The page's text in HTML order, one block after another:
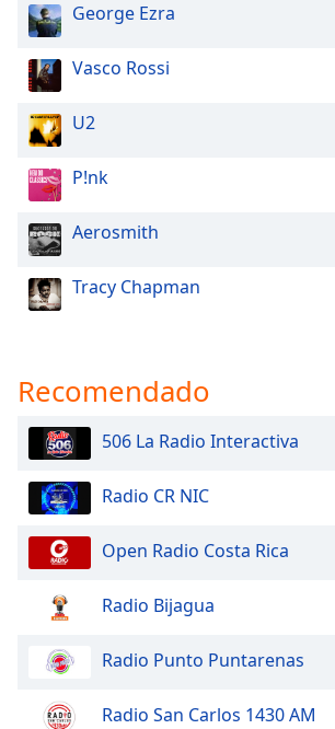
George Ezra
Vasco Rossi
U2
P!nk
Aerosmith
Tracy Chapman
Recomendado
506 La Radio Interactiva
Radio CR NIC
Open Radio Costa Rica
Radio Bijagua
Radio Punto Puntarenas
Radio San Carlos 1430 AM